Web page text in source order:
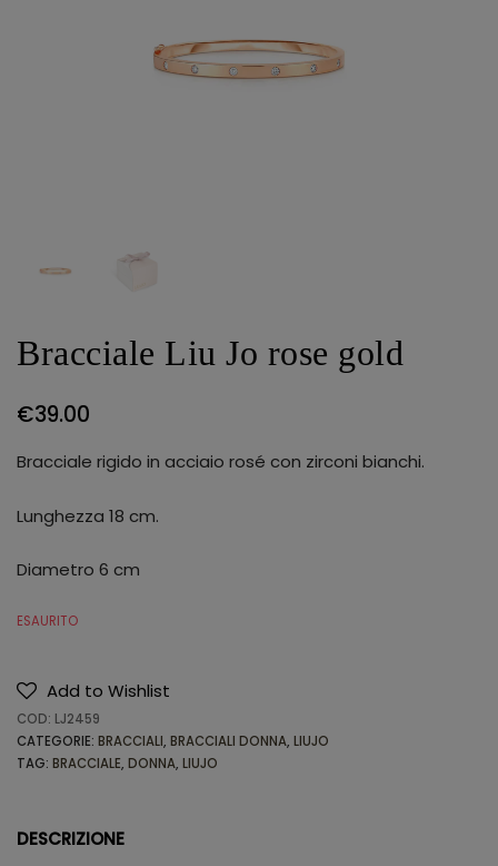
Bracciale Liu Jo rose gold
€39.00
Bracciale rigido in acciaio rosé con zirconi bianchi.
Lunghezza 18 cm.
Diametro 6 cm
ESAURITO
Add to Wishlist
COD: LJ2459
CATEGORIE: BRACCIALI, BRACCIALI DONNA, LIUJO
TAG: BRACCIALE, DONNA, LIUJO
DESCRIZIONE